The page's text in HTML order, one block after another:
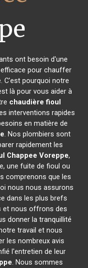
ont besoin d'une
pour chauffer
C'est pourquoi notre
là pour vous aider à
chaudière fioul
interventions rapides
en matière de
. Nos plombiers sont
rapidement les
Chappee Voreppe,
une fuite de fioul ou
comprenons que les
nous nous assurons
dans les plus brefs
et nous offrons des
donner la tranquillité
travail et nous
les nombreux avis
l'entretien de leur
. Nous sommes